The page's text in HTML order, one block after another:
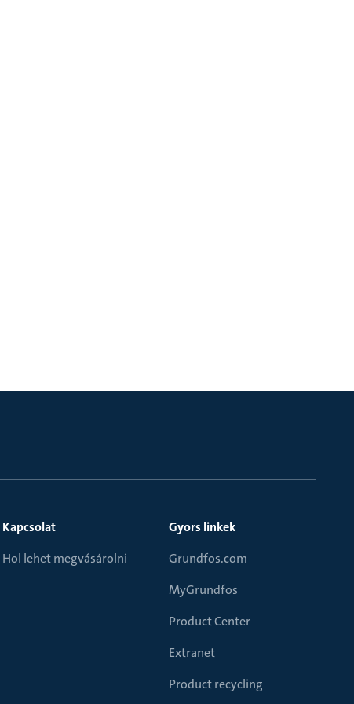
Kapcsolat
Hol lehet megvásárolni
Gyors linkek
Grundfos.com
MyGrundfos
Product Center
Extranet
Product recycling